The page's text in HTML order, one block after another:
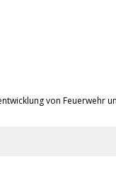
von Feuerwehr